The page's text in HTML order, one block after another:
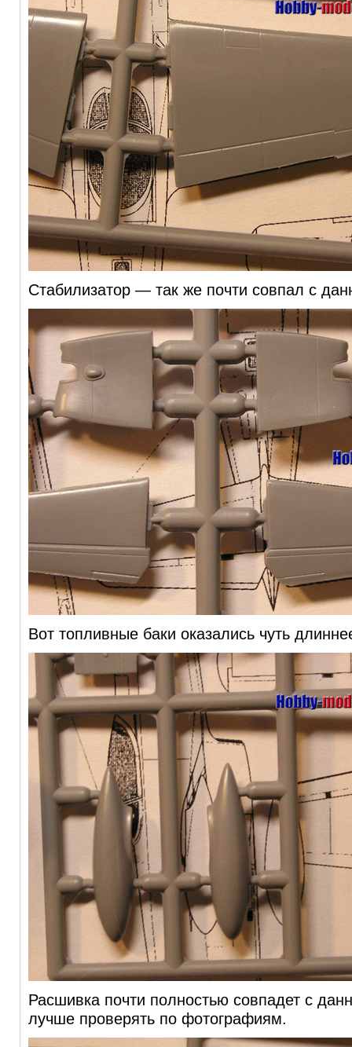
Стабилизатор — так же почти совпал с
Вот топливные баки оказались чуть
Расшивка почти полностью совпадет с
лучше проверять по фотографиям.